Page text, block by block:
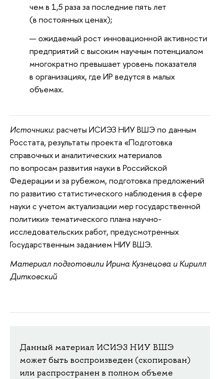
чем в 1,5 раза за последние пять лет
(в постоянных ценах);
ожидаемый рост инновационной активности
предприятий с высоким научным потенциалом
многократно превышает уровень показателя
в организациях, где ИР ведутся в малых
объемах.
Источники: расчеты ИСИЭЗ НИУ ВШЭ по данным
Росстата, результаты проекта «Подготовка
справочных и аналитических материалов
по вопросам развития науки в Российской
Федерации и за рубежом, подготовка предложений
по развитию статистического наблюдения в сфере
науки с учетом актуализации мер государственной
политики» тематического плана научно-
исследовательских работ, предусмотренных
Государственным заданием НИУ ВШЭ.
Материал подготовили Ирина Кузнецова и Кирилл
Дитковский
Данный материал ИСИЭЗ НИУ ВШЭ
может быть воспроизведен (скопирован)
или распространен в полном объеме